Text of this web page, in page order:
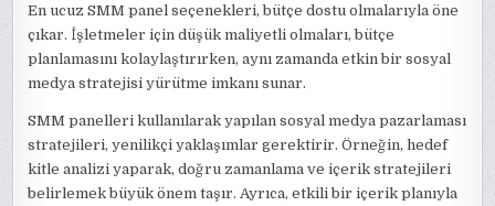
En ucuz SMM panel seçenekleri, bütçe dostu olmalarıyla öne
çıkar. İşletmeler için düşük maliyetli olmaları, bütçe
planlamasını kolaylaştırırken, aynı zamanda etkin bir sosyal
medya stratejisi yürütme imkanı sunar.
SMM panelleri kullanılarak yapılan sosyal medya pazarlaması
stratejileri, yenilikçi yaklaşımlar gerektirir. Örneğin, hedef
kitle analizi yaparak, doğru zamanlama ve içerik stratejileri
belirlemek büyük önem taşır. Ayrıca, etkili bir içerik planıyla